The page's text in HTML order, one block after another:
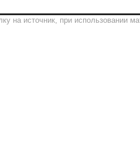
на источник, при использовании